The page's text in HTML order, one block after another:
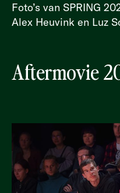
Foto’s van SPRING
Alex Heuvink en Luz
Aftermovie